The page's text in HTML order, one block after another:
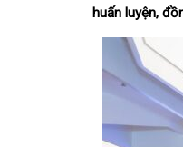
huấn luyện,